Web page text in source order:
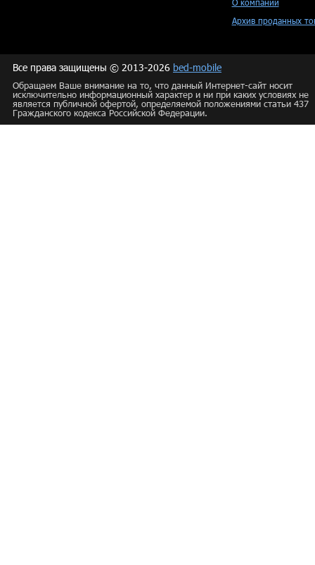
Архив проданных
Все права защищены © 2013-2026 bed-mobile
Обращаем Ваше внимание на то, что данный Интернет-сайт носит
исключительно информационный характер и ни при каких условиях не
является публичной офертой, определяемой положениями статьи 437
Гражданского кодекса Российской Федерации.